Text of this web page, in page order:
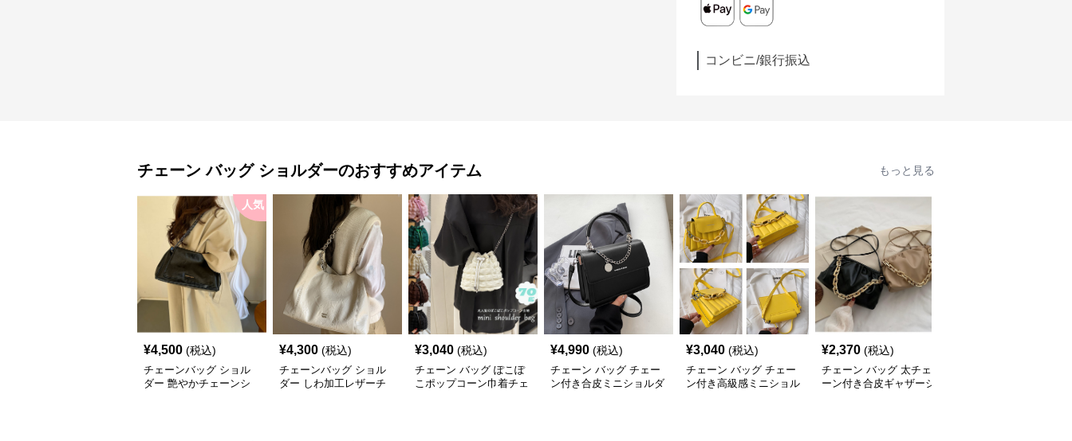
コンビニ/銀行振込
チェーン バッグ ショルダーのおすすめアイテム もっと見る
人気
¥4,500 (税込)
チェーンバッグ ショル
ダー 艶やかチェーンシ
¥4,300 (税込)
チェーンバッグ ショル
ダー しわ加工レザーチ
¥3,040 (税込)
チェーン バッグ ぽこぽ
こポップコーン巾着チェ
¥4,990 (税込)
チェーン バッグ チェー
ン付き合皮ミニショルダ
¥3,040 (税込)
チェーン バッグ チェー
ン付き高級感ミニショル
¥2,370 (税込)
チェーン バッグ 太チェ
ーン付き合皮ギャザーシ